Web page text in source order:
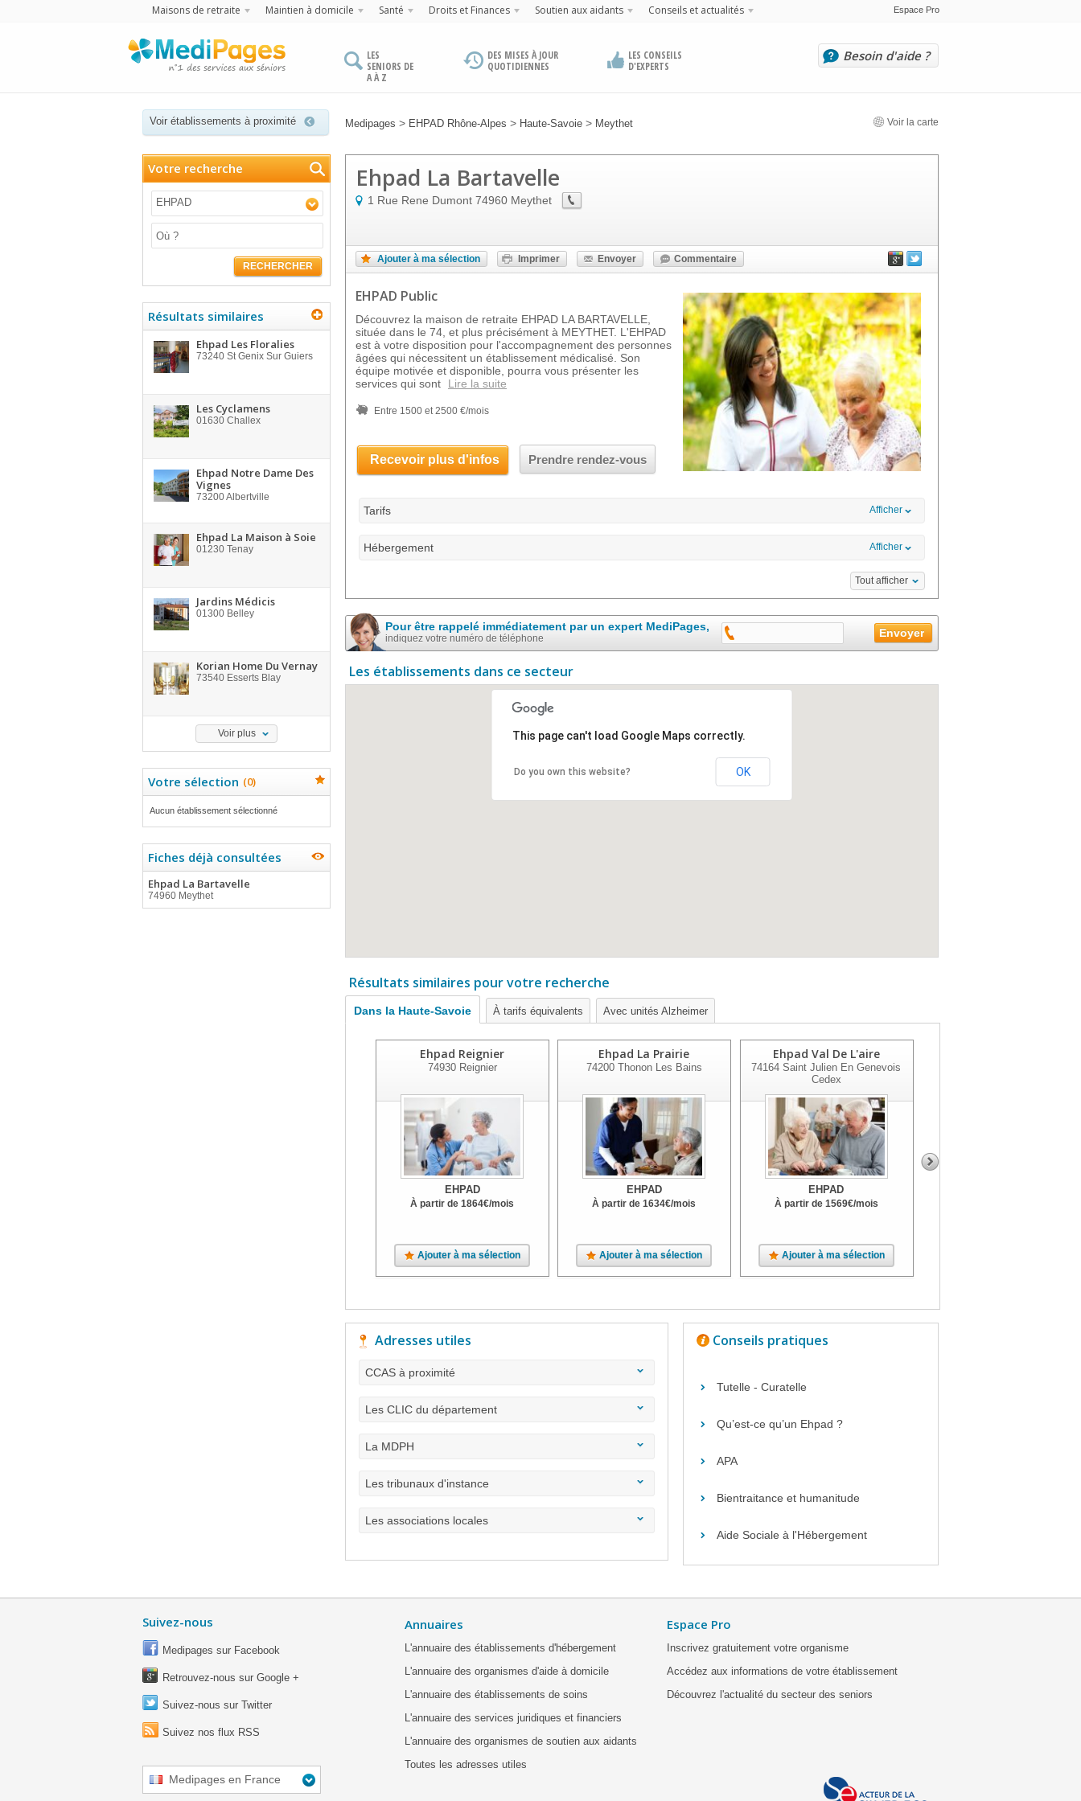
Maisons de retraite Maintien à domicile Santé Droits et Finances Soutien aux aidants Conseils et actualités Espace Pro
LES
SENIORS DE
A À Z
DES MISES À JOUR
QUOTIDIENNES
LES CONSEILS
D'EXPERTS
Besoin d'aide ?
Voir établissements à proximité Medipages > EHPAD Rhône-Alpes > Haute-Savoie > Meythet Voir la carte
Votre recherche
EHPAD
RECHERCHER
Résultats similaires
Ehpad Les Floralies
73240 St Genix Sur Guiers
Les Cyclamens
01630 Challex
Ehpad Notre Dame Des
Vignes
73200Albertville
Ehpad La Maison à Soie
01230 Tenay
Jardins Médicis
01300 Belley
Korian Home Du Vernay
73540 Esserts Blay
Voir plus
Votre sélection (0)
Aucun établissement sélectionné
Fiches déjà consultées
Ehpad La Bartavelle
74960 Meythet
Ehpad La Bartavelle
1 Rue Rene Dumont 74960 Meythet
Ajouter à ma sélection Imprimer Envoyer Commentaire
EHPAD Public
Découvrez la maison de retraite EHPAD LA BARTAVELLE,
située dans le 74, et plus précisément à MEYTHET. L'EHPAD
est à votre disposition pour l'accompagnement des personnes
âgées qui nécessitent un établissement médicalisé. Son
équipe motivée et disponible, pourra vous présenter les
services qui sont
Lire la suite
Entre 1500 et 2500 €/mois
Recevoir plus d'infos Prendre rendez-vous
Tarifs Afficher
Hébergement Afficher
Tout afficher
Pour être rappelé immédiatement par un expert MediPages,
indiquez votre numéro de téléphone
Les établissements dans ce secteur
This page can't load Google Maps correctly.
Do you own this website? OK
Résultats similaires pour votre recherche
Dans la Haute-Savoie À tarifs équivalents Avec unités Alzheimer
Ehpad Reignier
74930Reignier
EHPAD
À partir de 1864€/mois
Ajouter à ma sélection
Ehpad La Prairie
74200Thonon Les Bains
EHPAD
À partir de1634€/mois
Ajouter à ma sélection
Ehpad Val De L'aire
74164 Saint Julien En Genevois
Cedex
EHPAD
À partir de 1569€/mois
Ajouter à ma sélection
Adresses utiles
CCAS à proximité
Les CLIC du département
La MDPH
Les tribunaux d'instance
Les associations locales
Conseils pratiques
Tutelle - Curatelle
Qu’est-ce qu’un Ehpad ?
APA
Bientraitance et humanitude
Aide Sociale à l'Hébergement
Suivez-nous
Medipages sur Facebook
Retrouvez-nous sur Google +
Suivez-nous sur Twitter
Suivez nos flux RSS
Medipages en France
Annuaires
L'annuaire des établissements d'hébergement
L'annuaire des organismes d'aide à domicile
L'annuaire des établissements de soins
L'annuaire des services juridiques et financiers
L'annuaire des organismes de soutien aux aidants
Toutes les adresses utiles
Espace Pro
Inscrivez gratuitement votre organisme
Accédez aux informations de votre établissement
Découvrez l'actualité du secteur des seniors